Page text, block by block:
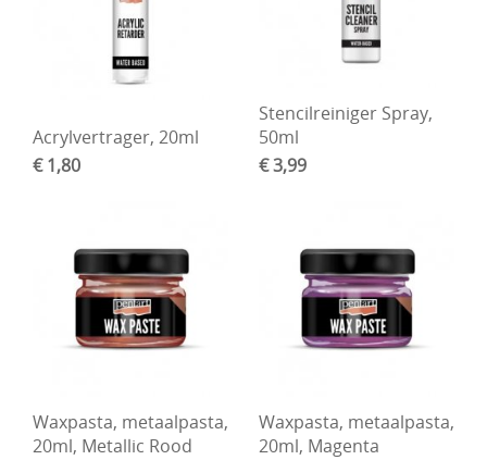
Acrylvertrager, 20ml
€ 1,80
Stencilreiniger Spray,
50ml
€ 3,99
Waxpasta, metaalpasta,
20ml, Metallic Rood
Waxpasta, metaalpasta,
20ml, Magenta